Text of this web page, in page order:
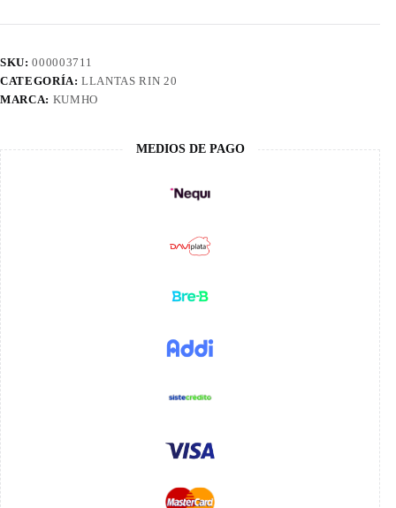
SKU:000003711
CATEGORÍA:LLANTAS RIN 20
MARCA: KUMHO
MEDIOS DE PAGO